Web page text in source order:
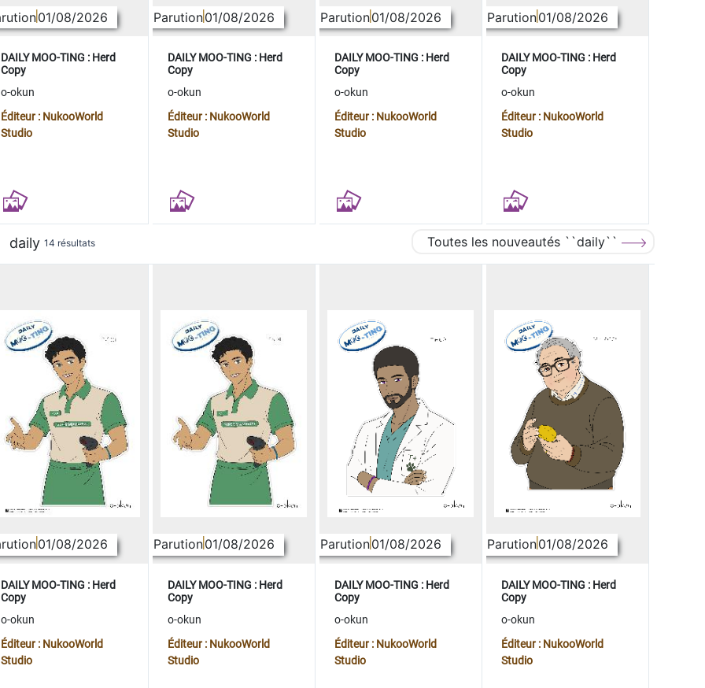
01/08/2026
DAILY MOO-TING : Herd
Copy
o-okun
Éditeur : NukooWorld
Studio
Parution01/08/2026
DAILY MOO-TING : Herd
Copy
o-okun
Éditeur : NukooWorld
Studio
Parution01/08/2026
DAILY MOO-TING : Herd
Copy
o-okun
Éditeur : NukooWorld
Studio
Parution01/08/2026
DAILY MOO-TING : Herd
Copy
o-okun
Éditeur : NukooWorld
Studio
daily 14 résultats Toutes les nouveautés ``daily``
01/08/2026
DAILY MOO-TING : Herd
Copy
o-okun
Éditeur : NukooWorld
Studio
Parution01/08/2026
DAILY MOO-TING : Herd
Copy
o-okun
Éditeur : NukooWorld
Studio
Parution01/08/2026
DAILY MOO-TING : Herd
Copy
o-okun
Éditeur : NukooWorld
Studio
Parution01/08/2026
DAILY MOO-TING : Herd
Copy
o-okun
Éditeur : NukooWorld
Studio